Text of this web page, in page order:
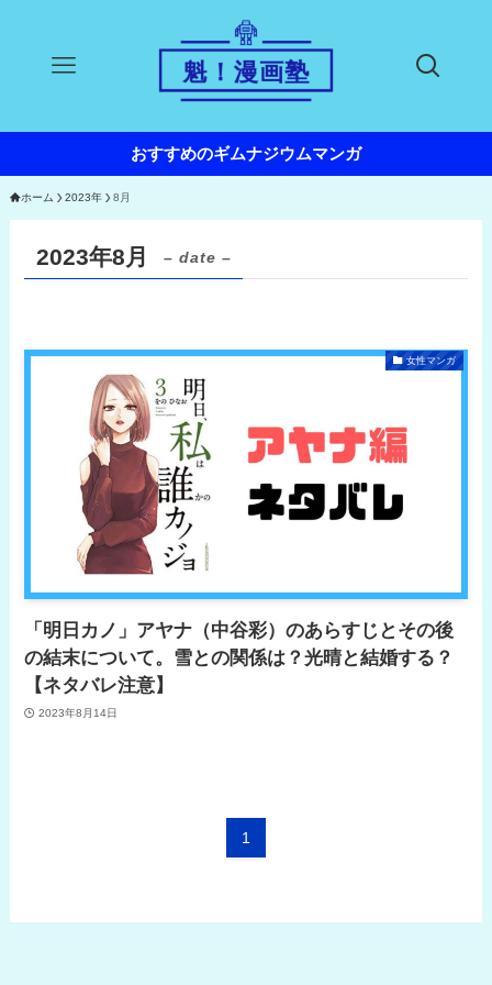
おすすめのギムナジウムマンガ
ホーム 2023年 8月
2023年8月 – date –
女性マンガ
「明日カノ」アヤナ（中谷彩）のあらすじとその後
の結末について。雪との関係は？光晴と結婚する？
【ネタバレ注意】
2023年8月14日
1